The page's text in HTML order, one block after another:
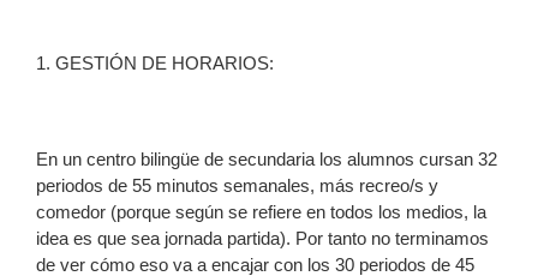
1. GESTIÓN DE HORARIOS:
En un centro bilingüe de secundaria los alumnos cursan 32
periodos de 55 minutos semanales, más recreo/s y
comedor (porque según se refiere en todos los medios, la
idea es que sea jornada partida). Por tanto no terminamos
de ver cómo eso va a encajar con los 30 periodos de 45